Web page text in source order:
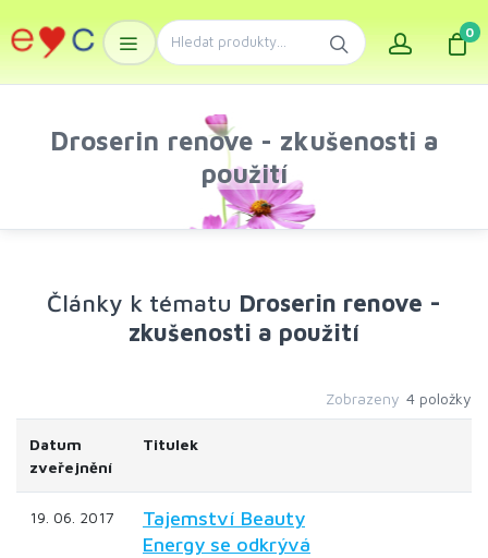
0
Droserin renove - zkušenosti a
použití
Články k tématu Droserin renove -
zkušenosti a použití
Zobrazeny 4 položky
Datum
zveřejnění
Titulek
19. 06. 2017
Tajemství Beauty
Energy se odkrývá